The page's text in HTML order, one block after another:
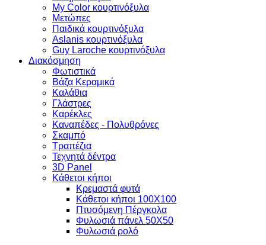
My Color κουρτινόξυλα
Μετώπες
Παιδικά κουρτινόξυλα
Aslanis κουρτινόξυλα
Guy Laroche κουρτινόξυλα
Διακόσμηση
Φωτιστικά
Βάζα Κεραμικά
Καλάθια
Γλάστρες
Καρέκλες
Καναπέδες - Πολυθρόνες
Σκαμπό
Τραπέζια
Τεχνητά δέντρα
3D Panel
Κάθετοι κήποι
Κρεμαστά φυτά
Κάθετοι κήποι 100Χ100
Πτυσόμενη Πέργκολα
Φυλωσιά πάνελ 50Χ50
Φυλωσιά ρολό